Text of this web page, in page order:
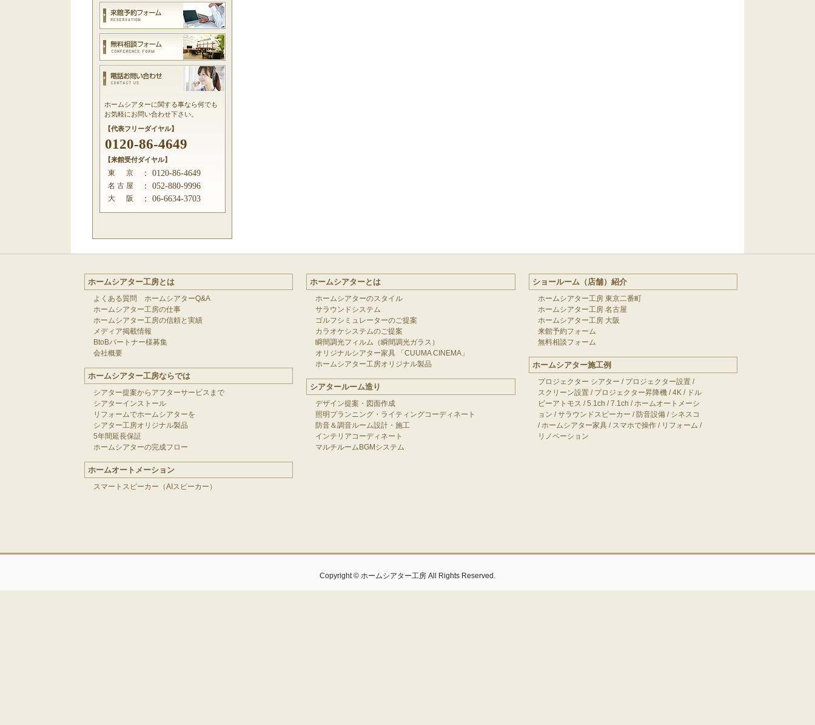
ホームシアターに関する事なら何でも
お気軽にお問い合わせ下さい。
【代表フリーダイヤル】
0120-86-4649
【来館受付ダイヤル】
東 京 ： 0120-86-4649
名 古 屋 ： 052-880-9996
大 阪 ： 06-6634-3703
ホームシアター工房とは
よくある質問 ホームシアターQ&A
ホームシアター工房の仕事
ホームシアター工房の信頼と実績
メディア掲載情報
BtoBパートナー様募集
会社概要
ホームシアター工房ならでは
シアター提案からアフターサービスまで
シアターインストール
リフォームでホームシアターを
シアター工房オリジナル製品
5年間延長保証
ホームシアターの完成フロー
ホームオートメーション
スマートスピーカー（AIスピーカー）
ホームシアターとは
ホームシアターのスタイル
サラウンドシステム
ゴルフシミュレーターのご提案
カラオケシステムのご提案
瞬間調光フィルム（瞬間調光ガラス）
オリジナルシアター家具 「CUUMA CINEMA」
ホームシアター工房オリジナル製品
シアタールーム造り
デザイン提案・図面作成
照明プランニング・ライティングコーディネート
防音＆調音ルーム設計・施工
インテリアコーディネート
マルチルームBGMシステム
ショールーム（店舗）紹介
ホームシアター工房 東京二番町
ホームシアター工房 名古屋
ホームシアター工房 大阪
来館予約フォーム
無料相談フォーム
ホームシアター施工例
プロジェクター シアター / プロジェクター設置/
スクリーン設置/ プロジェクター昇降機/4K / ドル
ビーアトモス /5.1ch /7.1ch / ホームオートメーシ
ョン /サラウンドスピーカー /防音設備/ シネスコ
/ ホームシアター家具/ スマホで操作/ リフォーム /
リノベーション
Copyright © ホームシアター工房 All Rights Reserved.